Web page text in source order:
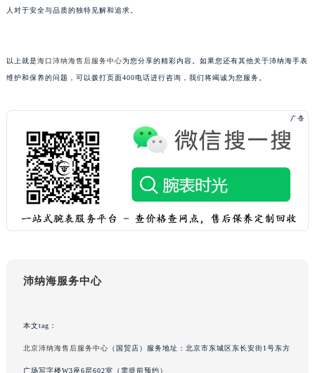
吉林省延边市延吉市解放路沛纳海售后服务中心（需提前预约）
辽宁省鞍山市铁东区站前街沛纳海售后服务中心（需提前预约）
辽宁省本溪市平山区胜利路沛纳海售后服务中心（需提前预约）
辽宁省朝阳市双塔区新华路沛纳海售后服务中心（需提前预约）
辽宁省丹东市振兴区七经街沛纳海售后服务中心（需提前预约）
辽宁省阜新市海州区解放大街沛纳海售后服务中心（需提前预约）
辽宁省营口市站前区市府路与渤海大街交叉口沛纳海售后服务中心（需提前预约）
人对于安全与品质的独特见解和追求。
以上就是海口沛纳海售后服务中心为您分享的精彩内容。如果您还有其他关于沛纳海手表
维护和保养的问题，可以拨打页面400电话进行咨询，我们将竭诚为您服务。
沛纳海服务中心
本文tag：
北京沛纳海售后服务中心 （国贸店）服务地址：北京市东城区东长安街1号东方
广场写字楼W3座6层602室（需提前预约）